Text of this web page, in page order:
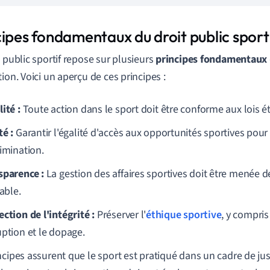
fondamentaux du droit public
sportif repose sur plusieurs principes fondamentaux
Voici un aperçu de ces principes :
:Toute action dans le sport doit être conforme aux lois
: Garantir l'égalité d'accès aux opportunités sportives
:La gestion des affaires sportives doit être menée
de l'intégrité : Préserver l'éthique sportive, y
et le dopage.
assurent que le sport est pratiqué dans un cadre de